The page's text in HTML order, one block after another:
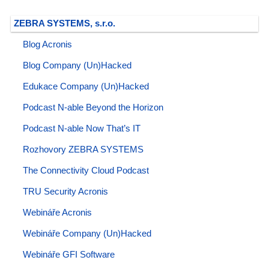
ZEBRA SYSTEMS, s.r.o.
Blog Acronis
Blog Company (Un)Hacked
Edukace Company (Un)Hacked
Podcast N-able Beyond the Horizon
Podcast N-able Now That’s IT
Rozhovory ZEBRA SYSTEMS
The Connectivity Cloud Podcast
TRU Security Acronis
Webináře Acronis
Webináře Company (Un)Hacked
Webináře GFI Software